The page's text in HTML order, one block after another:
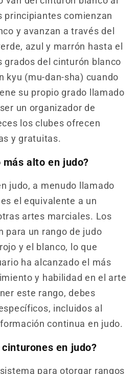
principiantes comienzan
y avanzan a través del
azul y marrón hasta el
grados del cinturón blanco
kyu (mu-dan-sha) cuando
su propio grado llamado
un organizador de
los clubes ofrecen
y gratuitas.
más alto en judo?
judo, a menudo llamado
el equivalente a un
artes marciales. Los
para un rango de judo
y el blanco, lo que
ha alcanzado el más
y habilidad en el arte
este rango, debes
incluidos al
continua en judo.
en judo?
para otorgar rangos